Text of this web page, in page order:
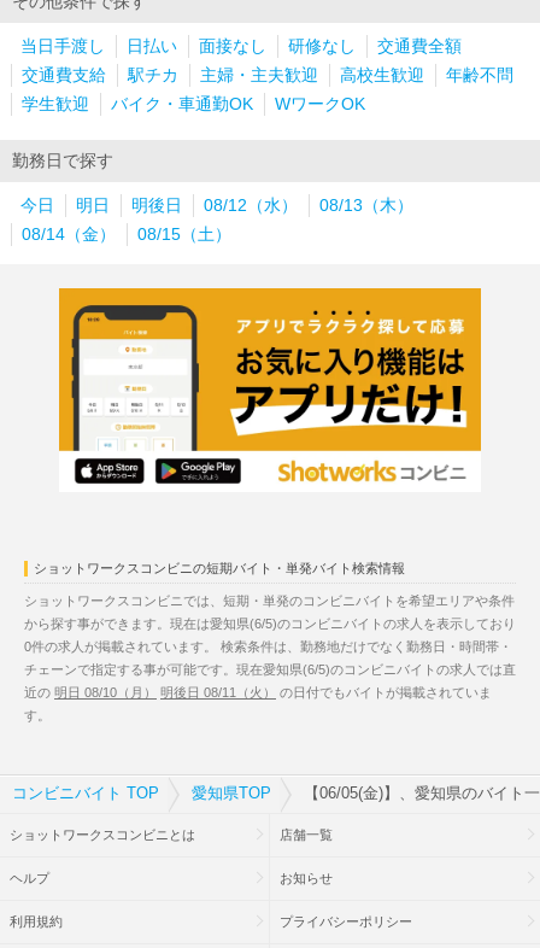
当日手渡し 日払い 面接なし 研修なし
交通費全額
交通費支給
駅チカ 主婦・主夫歓迎 高校生歓迎
年齢不問
学生歓迎
バイク・車通勤OK WワークOK
勤務日で探す
今日 明日 明後日 08/12（水）
08/13（木）
08/14（金）
08/15（土）
ショットワークスコンビニの短期バイト・単発バイト検索情報
ショットワークスコンビニでは、短期・単発のコンビニバイトを希望エリアや条件
から探す事ができます。現在は愛知県(6/5)のコンビニバイトの求人を表示しており
0件の求人が掲載されています。 検索条件は、勤務地だけでなく勤務日・時間帯・
チェーンで指定する事が可能です。現在愛知県(6/5)のコンビニバイトの求人では直
近の 明日 08/10（月） 明後日 08/11（火）
の日付でもバイトが掲載されていま
す。
コンビニバイト TOP 愛知県TOP 【06/05(金)】、愛知県のバイト
ショットワークスコンビニとは 店舗一覧
ヘルプ お知らせ
利用規約 プライバシーポリシー